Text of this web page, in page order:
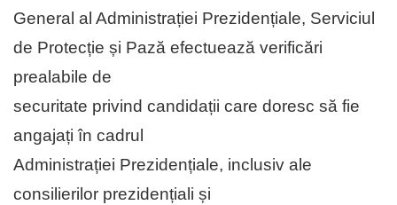
General al Administrației Prezidențiale, Serviciul
de Protecție și Pază efectuează verificări
prealabile de
securitate privind candidații care doresc să fie
angajați în cadrul
Administrației Prezidențiale, inclusiv ale
consilierilor prezidențiali și